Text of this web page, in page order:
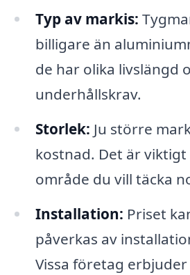
Typ av markis:
billigare än
de har olika livslängd
underhållskrav.
Storlek: Ju större
kostnad. Det är
område du vill täcka
Installation: Priset
påverkas av
Vissa företag